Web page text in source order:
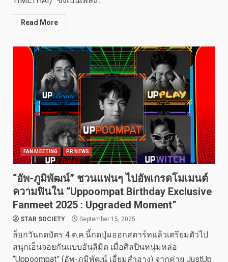
Read More
FAN MEETING PR NEWS
“อัพ-ภูมิพัฒน์” ชวนแฟนๆ ไปอัพเกรดโมเมนต์
ความฟินใน “Uppoompat Birthday Exclusive
Fanmeet 2025 : Upgraded Moment”
STAR SOCIETY September 15, 2025
ล็อกวันกดบัตร 4 ต.ค.นี้กดปุ่มออกสตาร์ทแล้วเตรียมตัวไป
สนุกเอ็นจอยกันแบบอันลิมิต เมื่อศิลปินหนุ่มหล่อ
“Uppoompat” (อัพ-ภูมิพัฒน์ เอี่ยมสำอาง) จากค่าย JustUp